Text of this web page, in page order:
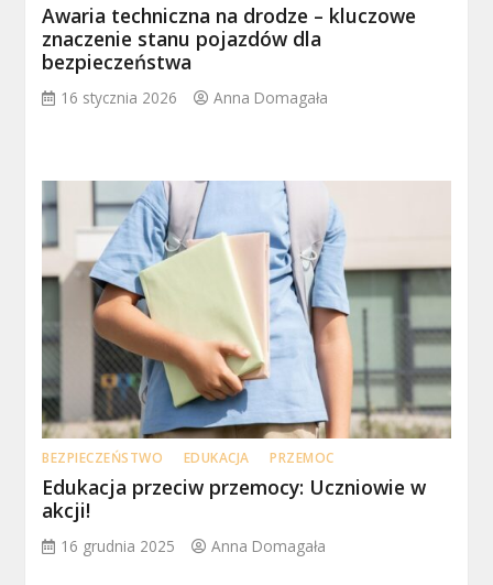
Awaria techniczna na drodze – kluczowe
znaczenie stanu pojazdów dla
bezpieczeństwa
16 stycznia 2026 Anna Domagała
BEZPIECZEŃSTWO EDUKACJA PRZEMOC
Edukacja przeciw przemocy: Uczniowie w
akcji!
16 grudnia 2025 Anna Domagała